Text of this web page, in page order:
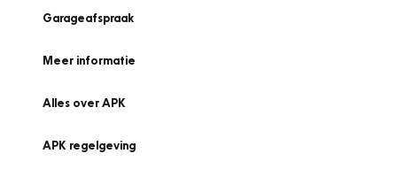
Garageafspraak
Meer informatie
Alles over APK
APK regelgeving